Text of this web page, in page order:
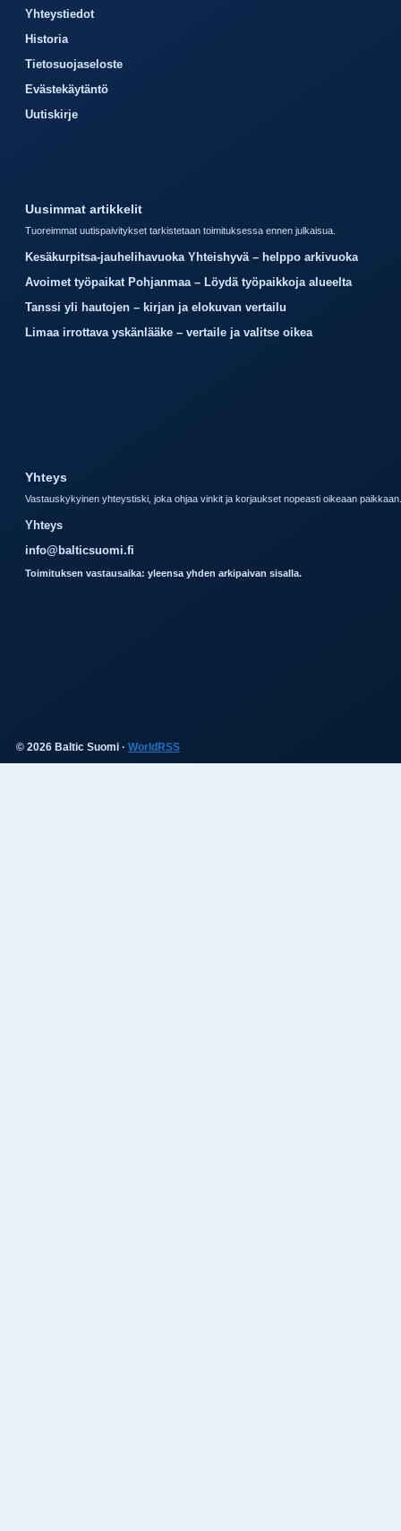
Yhteystiedot
Historia
Tietosuojaseloste
Evästekäytäntö
Uutiskirje
Uusimmat artikkelit
Tuoreimmat uutispaivitykset tarkistetaan toimituksessa ennen julkaisua.
Kesäkurpitsa-jauhelihavuoka Yhteishyvä – helppo arkivuoka
Avoimet työpaikat Pohjanmaa – Löydä työpaikkoja alueelta
Tanssi yli hautojen – kirjan ja elokuvan vertailu
Limaa irrottava yskänlääke – vertaile ja valitse oikea
Yhteys
Vastauskykyinen yhteystiski, joka ohjaa vinkit ja korjaukset nopeasti oikeaan paikkaan.
Yhteys
info@balticsuomi.fi
Toimituksen vastausaika: yleensa yhden arkipaivan sisalla.
© 2026 Baltic Suomi · WorldRSS